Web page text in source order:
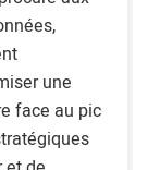
une
face au pic